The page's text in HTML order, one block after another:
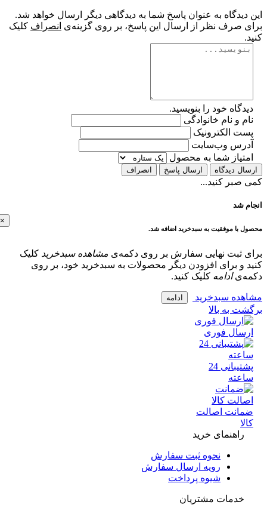
به عنوان پاسخ شما به دیدگاهی دیگر ارسال خواهد شد.
صرف نظر از ارسال این پاسخ، بر روی گزینه‌ی انصرافکلیک
خود را بنویسید.
و نام خانوادگی
الکترونیک
وب‌سایت
شما به محصول
دیدگاه ارسال پاسخ انصراف
کنید...
شد
با موفقیت به سبدخرید اضافه شد.
ثبت نهایی سفارش بر روی دکمه‌یمشاهده سبدخریدکلیک
و برای افزودن دیگر محصولات به سبدخرید خود، بر روی
ادامهکلیک کنید.
سبدخرید ادامه
به بالا
فوری
پشتیبانی 24
اصالت
راهنمای خرید
نحوه ثبت سفارش
رویه ارسال سفارش
شیوه پرداخت
خدمات مشتریان